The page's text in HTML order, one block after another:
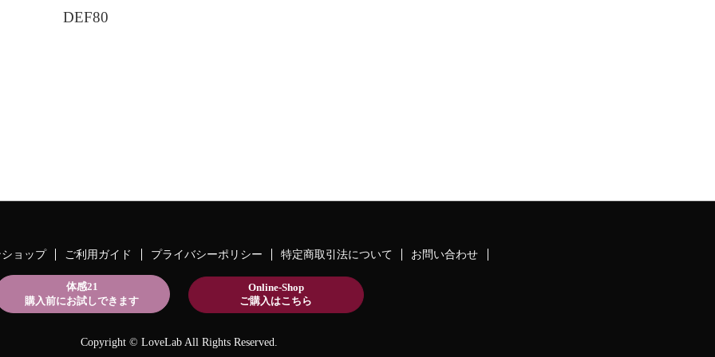
DEF80
ョップ ご利用ガイド プライバシーポリシー 特定商取引法について お問い合わせ
体感21
購入前にお試しできます
Online-Shop
ご購入はこちら
Copyright © LoveLab All Rights Reserved.